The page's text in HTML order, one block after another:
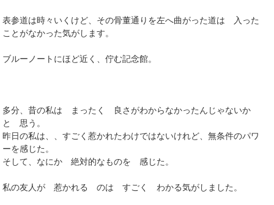
表参道は時々いくけど、その骨董通りを左へ曲がった道は 入った
ことがなかった気がします。
ブルーノートにほど近く、佇む記念館。
多分、昔の私は まったく 良さがわからなかったんじゃないか
と 思う。
昨日の私は、、すごく惹かれたわけではないけれど、無条件のパワ
ーを感じた。
そして、なにか 絶対的なものを 感じた。
私の友人が 惹かれる のは すごく わかる気がしました。